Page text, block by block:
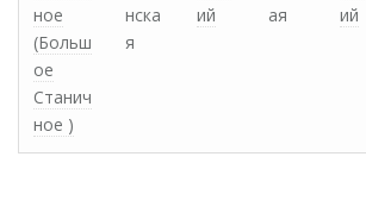
ное
(Больш
ое
Станич
ное )
нска
я
ий
ая
ий